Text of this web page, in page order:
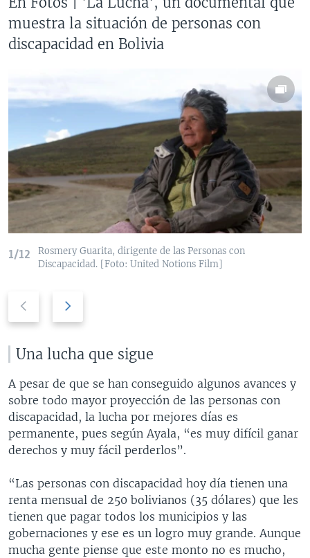
muestra la situación de personas con
discapacidad en Bolivia
1/12
Rosmery Guarita, dirigente de las Personas con
Discapacidad. [Foto: United Notions Film]
v
i
o
u
s
s
l
d
e
t
l
i
d
e
Una lucha que sigue
A pesar de que se han conseguido algunos avances y
sobre todo mayor proyección de las personas con
discapacidad, la lucha por mejores días es
permanente, pues según Ayala, “es muy difícil ganar
derechos y muy fácil perderlos”.
“Las personas con discapacidad hoy día tienen una
renta mensual de 250 bolivianos (35 dólares) que les
tienen que pagar todos los municipios y las
gobernaciones y ese es un logro muy grande. Aunque
mucha gente piense que este monto no es mucho,